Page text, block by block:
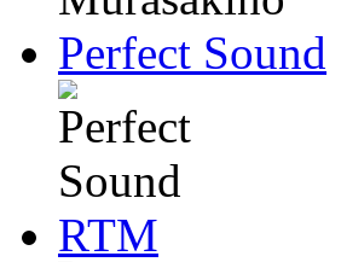
Perfect Sound
RTM